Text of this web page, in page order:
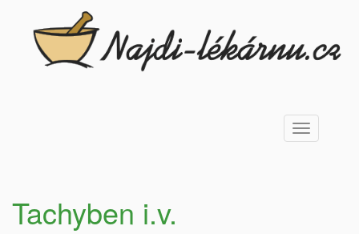
Toggle
navigation
Tachyben i.v.